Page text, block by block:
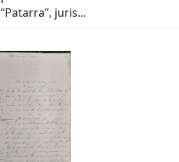
“Patarra”, juris...